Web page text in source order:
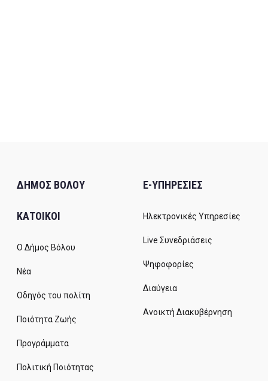
ΔΗΜΟΣ ΒΟΛΟΥ
ΚΑΤΟΙΚΟΙ
Ο Δήμος Βόλου
Νέα
Οδηγός του πολίτη
Ποιότητα Ζωής
Προγράμματα
Πολιτική Ποιότητας
E-ΥΠΗΡΕΣΙΕΣ
Ηλεκτρονικές Υπηρεσίες
Live Συνεδριάσεις
Ψηφοφορίες
Διαύγεια
Ανοικτή Διακυβέρνηση